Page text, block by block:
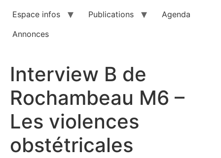
Espace infos
Publications
Agenda
Annonces
Interview B de
Rochambeau M6 –
Les violences
obstétricales